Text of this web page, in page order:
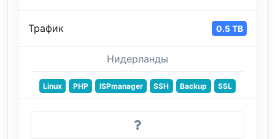
Трафик 0.5 TB
Нидерланды
Linux PHP ISPmanager SSH Backup SSL